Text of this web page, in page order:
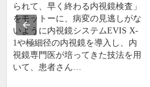
られて、早く終わる内視鏡検査」
をモットーに、病変の見逃しがな
いように内視鏡システムEVIS X-
1や極細径の内視鏡を導入し、内
視鏡専門医が培ってきた技法を用
いて、患者さん…